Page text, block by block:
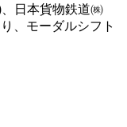
日本貨物鉄道㈱
、モーダルシフト